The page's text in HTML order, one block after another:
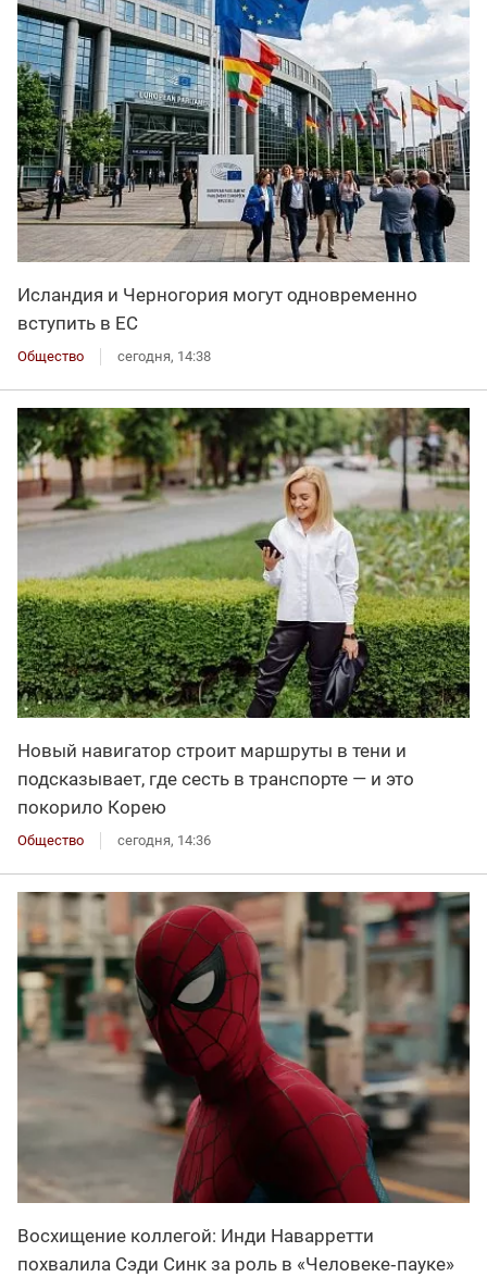
Исландия и Черногория могут одновременно
вступить в ЕС
Общество сегодня, 14:38
Новый навигатор строит маршруты в тени и
подсказывает, где сесть в транспорте — и это
покорило Корею
Общество сегодня, 14:36
Восхищение коллегой: Инди Наварретти
похвалила Сэди Синк за роль в «Человеке‑пауке»